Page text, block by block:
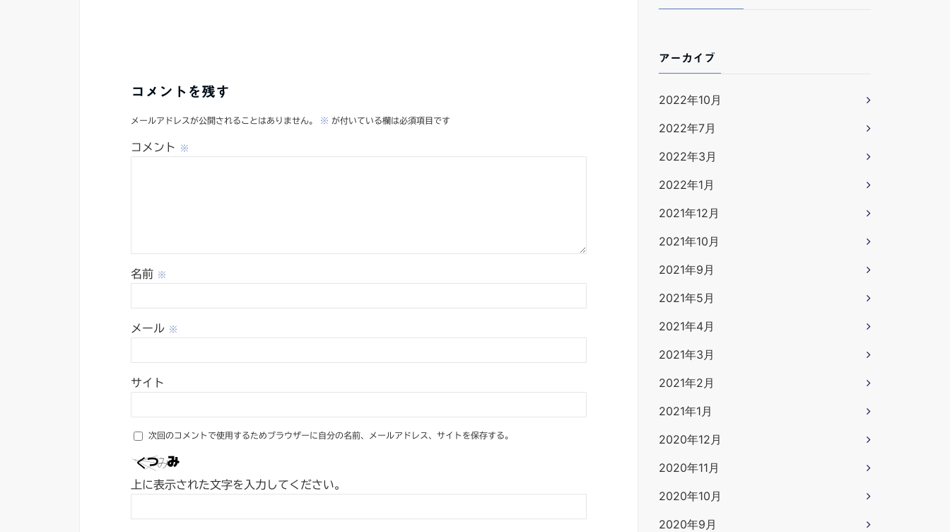
コメントを残す
メールアドレスが公開されることはありません。 ※ が付いている欄は必須項目です
コメント ※
名前 ※
メール ※
サイト
次回のコメントで使用するためブラウザーに自分の名前、メールアドレス、サイトを保存する。
上に表示された文字を入力してください。
アーカイブ
2022年10月
2022年7月
2022年3月
2022年1月
2021年12月
2021年10月
2021年9月
2021年5月
2021年4月
2021年3月
2021年2月
2021年1月
2020年12月
2020年11月
2020年10月
2020年9月